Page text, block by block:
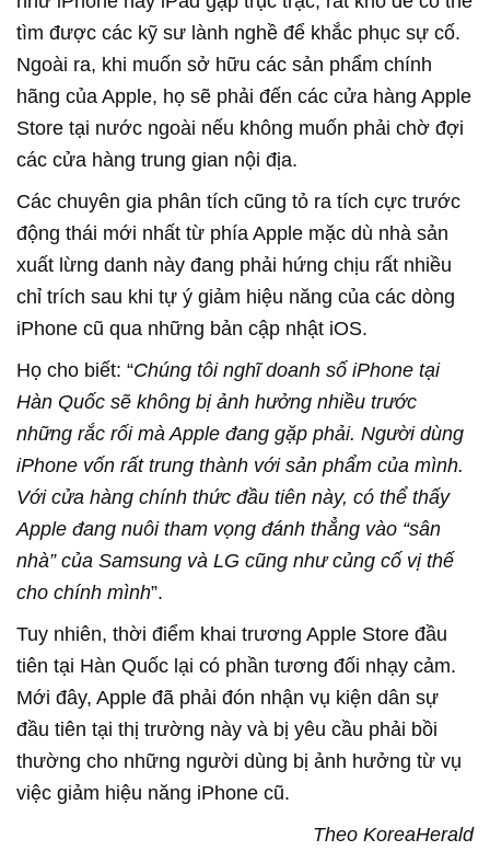
tìm được các kỹ sư lành nghề để khắc phục sự cố.
Ngoài ra, khi muốn sở hữu các sản phẩm chính
hãng của Apple, họ sẽ phải đến các cửa hàng Apple
Store tại nước ngoài nếu không muốn phải chờ đợi
các cửa hàng trung gian nội địa.
Các chuyên gia phân tích cũng tỏ ra tích cực trước
động thái mới nhất từ phía Apple mặc dù nhà sản
xuất lừng danh này đang phải hứng chịu rất nhiều
chỉ trích sau khi tự ý giảm hiệu năng của các dòng
iPhone cũ qua những bản cập nhật iOS.
Họ cho biết: “Chúng tôi nghĩ doanh số iPhone tại
Hàn Quốc sẽ không bị ảnh hưởng nhiều trước
những rắc rối mà Apple đang gặp phải. Người dùng
iPhone vốn rất trung thành với sản phẩm của mình.
Với cửa hàng chính thức đầu tiên này, có thể thấy
Apple đang nuôi tham vọng đánh thẳng vào “sân
nhà” của Samsung và LG cũng như củng cố vị thế
cho chính mình”.
Tuy nhiên, thời điểm khai trương Apple Store đầu
tiên tại Hàn Quốc lại có phần tương đối nhạy cảm.
Mới đây, Apple đã phải đón nhận vụ kiện dân sự
đầu tiên tại thị trường này và bị yêu cầu phải bồi
thường cho những người dùng bị ảnh hưởng từ vụ
việc giảm hiệu năng iPhone cũ.
Theo KoreaHerald